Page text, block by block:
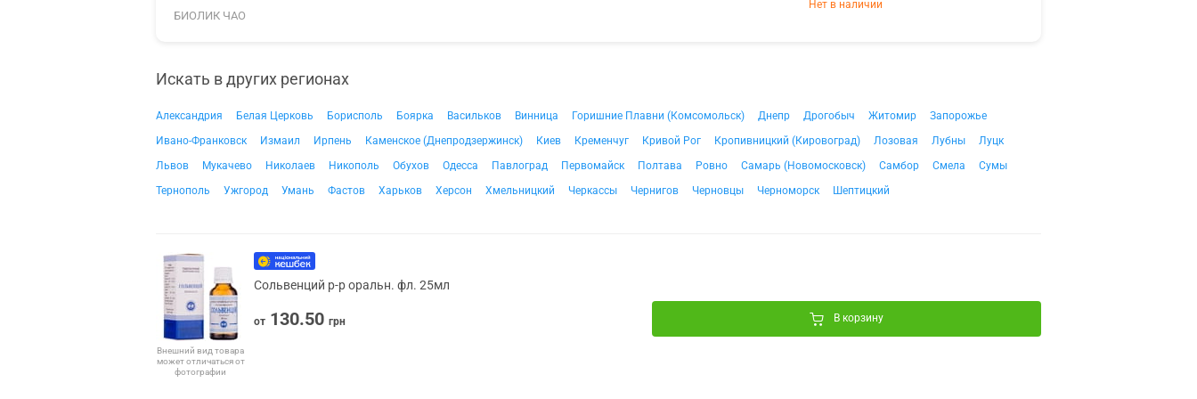
БИОЛИК ЧАО
Нет в наличии
Искать в других регионах
Александрия Белая Церковь Борисполь Боярка Васильков Винница Горишние Плавни (Комсомольск) Днепр Дрогобыч Житомир
Запорожье
Ивано-Франковск
Измаил Ирпень Каменское (Днепродзержинск) Киев Кременчуг Кривой Рог Кропивницкий (Кировоград) Лозовая Лубны
Луцк
Львов
Мукачево Николаев Никополь Обухов Одесса Павлоград Первомайск Полтава Ровно Самарь (Новомосковск) Самбор Смела
Сумы
Тернополь
Ужгород Умань Фастов Харьков Херсон Хмельницкий Черкассы Чернигов Черновцы Черноморск Шептицкий
Внешний вид товара
может отличаться от
фотографии
Сольвенций р-р оральн. фл. 25мл
от 130.50 грн В корзину